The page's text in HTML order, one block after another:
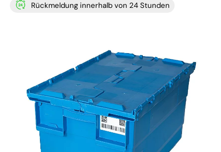
Rückmeldung innerhalb von 24 Stunden